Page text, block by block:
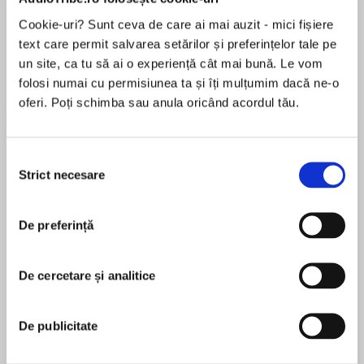
Cookie-uri? Sunt ceva de care ai mai auzit - mici fișiere
text care permit salvarea setărilor și preferințelor tale pe
un site, ca tu să ai o experiență cât mai bună. Le vom
folosi numai cu permisiunea ta și îți mulțumim dacă ne-o
oferi. Poți schimba sau anula oricând acordul tău.
consimțământului
Strict necesare
De preferință
De cercetare și analitice
De publicitate
de...
Dani Francis
la...
Lauren Weisberger
Desprecarte
London's most renowned matchmaker—and a
scoundrel intent on seducing his way to the
Lady Belinda Featherstone's job is to guide
from men like Nicholas, Marquess of Trubridge.
MAI MULT
Laura Lee Guhrke spent seven years in